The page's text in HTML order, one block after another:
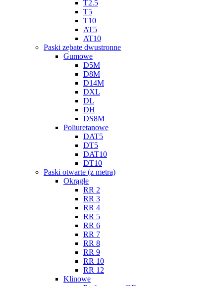
T2.5
T5
T10
AT5
AT10
Paski zębate dwustronne
Gumowe
D5M
D8M
D14M
DXL
DL
DH
DS8M
Poliuretanowe
DAT5
DT5
DAT10
DT10
Paski otwarte (z metra)
Okrągłe
RR 2
RR 3
RR 4
RR 5
RR 6
RR 7
RR 8
RR 9
RR 10
RR 12
Klinowe